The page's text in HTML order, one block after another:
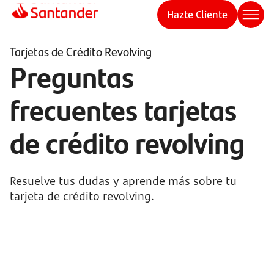
Hazte Cliente
Tarjetas de Crédito Revolving
Preguntas
frecuentes tarjetas
de crédito revolving
Resuelve tus dudas y aprende más sobre tu
tarjeta de crédito revolving.